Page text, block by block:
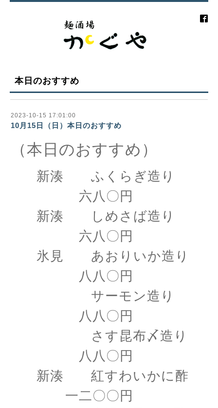
本日のおすすめ
2023-10-15 17:01:00
10月15日（日）本日のおすすめ
（本日のおすすめ）
新湊 ふくらぎ造り
六八〇円
新湊 しめさば造り
六八〇円
氷見 あおりいか造り
八八〇円
サーモン造り
八八〇円
さす昆布〆造り
八八〇円
新湊 紅すわいかに酢
一二〇〇円